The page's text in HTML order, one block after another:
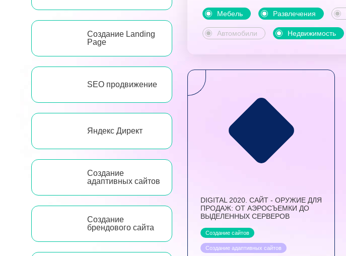
Создание Landing
Page
SEO продвижение
Яндекс Директ
Создание
адаптивных сайтов
Создание
брендового сайта
Мебель Развлечения
Автомобили Недвижимость
DIGITAL 2020. САЙТ - ОРУЖИЕ ДЛЯ
ПРОДАЖ: ОТ АЭРОСЪЕМКИ ДО
ВЫДЕЛЕННЫХ СЕРВЕРОВ
Создание сайтов
Создание адаптивных сайтов